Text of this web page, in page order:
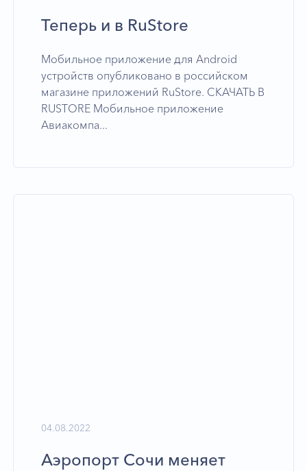
Теперь и в RuStore
Мобильное приложение для Android
устройств опубликовано в российском
магазине приложений RuStore. СКАЧАТЬ В
RUSTORE Мобильное приложение
Авиакомпа...
04.08.2022
Аэропорт Сочи меняет